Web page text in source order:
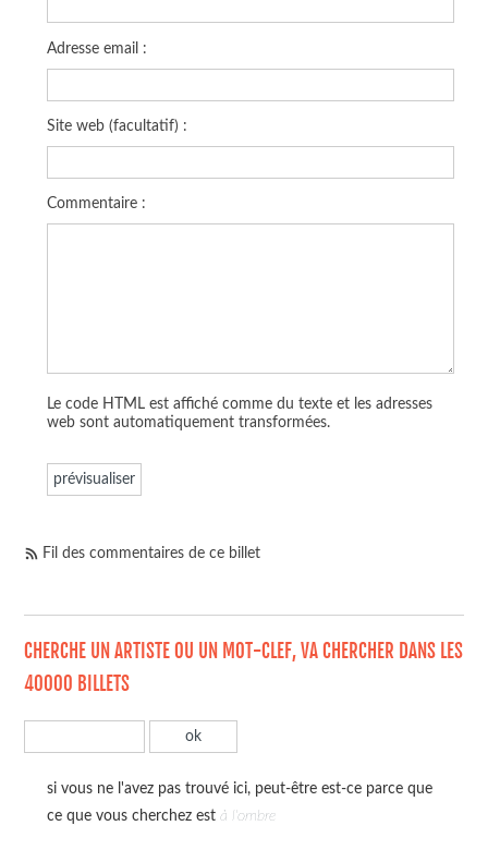
Adresse email :
Site web (facultatif) :
Commentaire :
Le code HTML est affiché comme du texte et les adresses
web sont automatiquement transformées.
Fil des commentaires de ce billet
CHERCHE UN ARTISTE OU UN MOT-CLEF, VA CHERCHER DANS LES
40000 BILLETS
si vous ne l'avez pas trouvé ici, peut-être est-ce parce que
ce que vous cherchez est à l'ombre